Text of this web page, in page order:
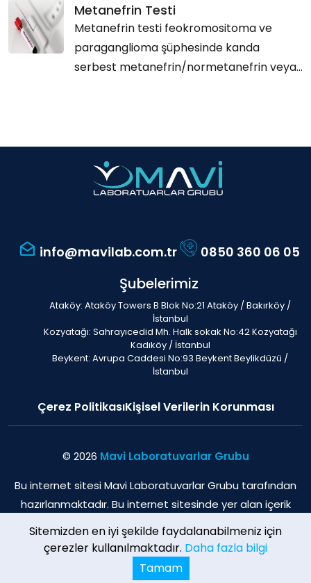
Metanefrin Testi
Metanefrin testi feokromositoma ve
paraganglioma şüphesinde kanda
serbest metanefrin/normetanefrin veya...
info@mavilab.com.tr 0850 360 06 05
Şubelerimiz
Ataköy: Ataköy Towers B Blok No:21 Ataköy / Bakırköy /
İstanbul
Kozyatağı: Sahrayıcedid Mh. Halk sokak No:42 Kozyatağı
Kadıköy / İstanbul
Beykent: Avrupa Caddesi No:93 Beykent Beylikdüzü /
İstanbul
Çerez PolitikasıKişisel Verilerin Korunması
SİZİ ARAYALIM
© 2026 Mavi Laboratuvarlar Grubu
Bu internet sitesi Mavi Laboratuvarlar Grubu tarafından
hazırlanmaktadır. Bu internet sitesinde yer alan içerik
tıbbi öneri verme veya herhangi bir hekim-hasta
sağlama amacı ile oluşturulmamıştır.
Sitemizden en iyi şekilde faydalanabilmeniz için
çerezler kullanılmaktadır. Daha fazla bilgi
Tamam